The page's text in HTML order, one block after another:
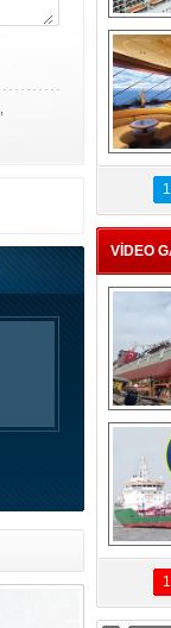
“Gemi
1
VİDEO
1